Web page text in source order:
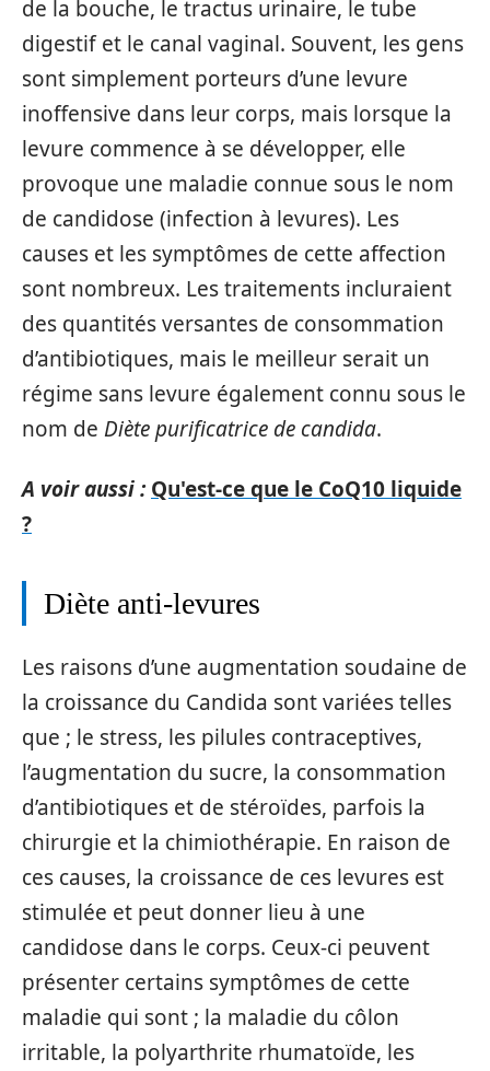
de la bouche, le tractus urinaire, le tube
digestif et le canal vaginal. Souvent, les gens
sont simplement porteurs d’une levure
inoffensive dans leur corps, mais lorsque la
levure commence à se développer, elle
provoque une maladie connue sous le nom
de candidose (infection à levures). Les
causes et les symptômes de cette affection
sont nombreux. Les traitements incluraient
des quantités versantes de consommation
d’antibiotiques, mais le meilleur serait un
régime sans levure également connu sous le
nom de Diète purificatrice de candida.
A voir aussi : Qu'est-ce que le CoQ10 liquide
?
Diète anti-levures
Les raisons d’une augmentation soudaine de
la croissance du Candida sont variées telles
que ; le stress, les pilules contraceptives,
l’augmentation du sucre, la consommation
d’antibiotiques et de stéroïdes, parfois la
chirurgie et la chimiothérapie. En raison de
ces causes, la croissance de ces levures est
stimulée et peut donner lieu à une
candidose dans le corps. Ceux-ci peuvent
présenter certains symptômes de cette
maladie qui sont ; la maladie du côlon
irritable, la polyarthrite rhumatoïde, les